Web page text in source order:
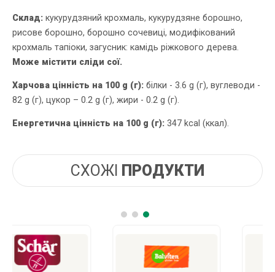
Склад: кукурудзяний крохмаль, кукурудзяне борошно,
рисове борошно, борошно сочевиці, модифікований
крохмаль тапіоки, загусник: камідь ріжкового дерева.
Може містити сліди сої.
Харчова цінність на 100 g (г): білки - 3.6 g (г), вуглеводи -
82 g (г), цукор – 0.2 g (г), жири - 0.2 g (г).
Енергетична цінність на 100 g (г): 347 kcal (ккал).
СХОЖІ ПРОДУКТИ